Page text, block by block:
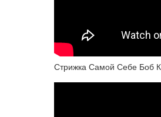
Стрижка Самой Себе Боб